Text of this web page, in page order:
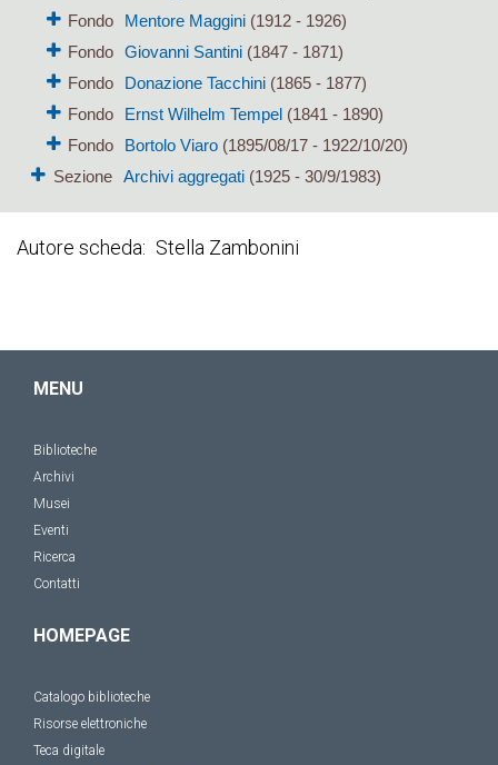
Fondo
Mentore Maggini(1912 - 1926)
Fondo Giovanni Santini(1847 - 1871)
Fondo
Donazione Tacchini(1865 - 1877)
Fondo
Ernst Wilhelm Tempel(1841 - 1890)
Fondo
Bortolo Viaro(1895/08/17 - 1922/10/20)
Sezione
Archivi aggregati(1925 - 30/9/1983)
Autore scheda Stella Zambonini
MENU
Biblioteche
Archivi
Musei
Eventi
Ricerca
Contatti
HOMEPAGE
Catalogo biblioteche
Risorse elettroniche
Teca digitale